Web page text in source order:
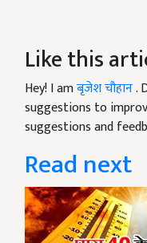
Like this
Hey! I amबृजेश चौहान.
suggestions to
suggestions and
Read next